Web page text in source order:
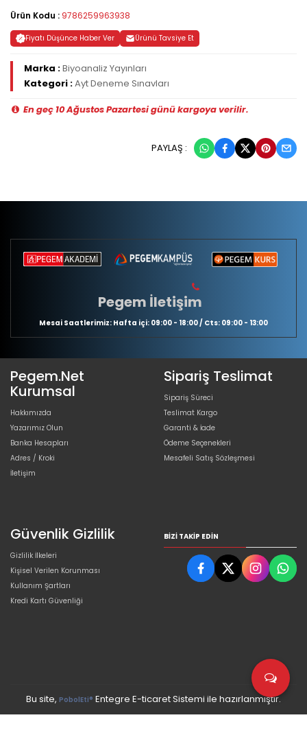
Ürün Kodu : 9786259963938
Fiyatı Düşünce Haber Ver Ürünü Tavsiye Et
Marka :Biyoanaliz Yayınları
Kategori :Ayt Deneme Sınavları
En geç 10 Ağustos Pazartesi günü kargoya verilir.
PAYLAŞ :
Pegem İletişim
Mesai Saatlerimiz: Hafta içi: 09:00 - 18:00 / Cts: 09:00 - 13:00
Pegem.Net
Kurumsal
Hakkımızda
Yazarımız Olun
Banka Hesapları
Adres / Kroki
İletişim
Sipariş Teslimat
Sipariş Süreci
Teslimat Kargo
Garanti & İade
Ödeme Seçenekleri
Mesafeli Satış Sözleşmesi
Güvenlik Gizlilik
Gizlilik İlkeleri
Kişisel Verilen Korunması
Kullanım Şartları
Kredi Kartı Güvenliği
BIZI TAKIP EDIN
Bu site, PobolEti® Entegre E-ticaret Sistemi ile hazırlanmıştır.